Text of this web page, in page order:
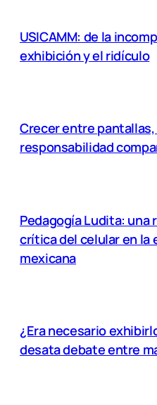
USICAMM: de la
exhibición y el ridículo
Crecer entre pantallas,
responsabilidad
Pedagogía Ludita: una
crítica del celular en la
mexicana
¿Era necesario
desata debate entre